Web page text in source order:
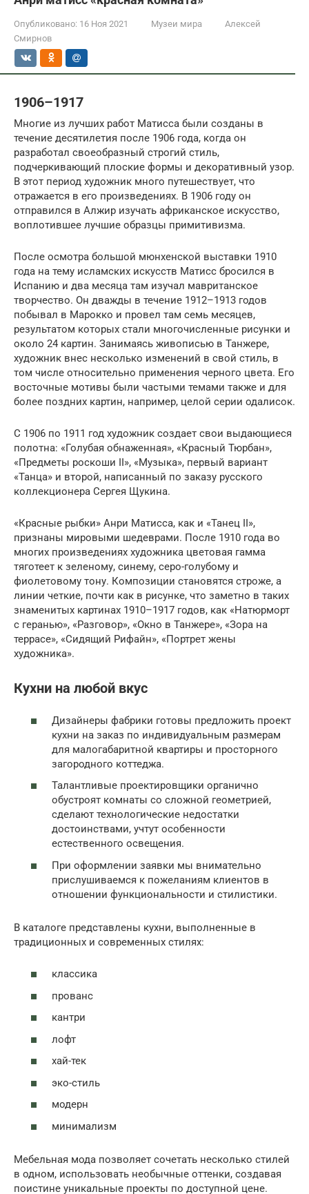
Опубликовано: 16 Ноя 2021 Музеи мира
Алексей
Смирнов
1906–1917
Многие из лучших работ Матисса были созданы в
течение десятилетия после 1906 года, когда он
разработал своеобразный строгий стиль,
подчеркивающий плоские формы и декоративный узор.
В этот период художник много путешествует, что
отражается в его произведениях. В 1906 году он
отправился в Алжир изучать африканское искусство,
воплотившее лучшие образцы примитивизма.
После осмотра большой мюнхенской выставки 1910
года на тему исламских искусств Матисс бросился в
Испанию и два месяца там изучал мавританское
творчество. Он дважды в течение 1912–1913 годов
побывал в Марокко и провел там семь месяцев,
результатом которых стали многочисленные рисунки и
около 24 картин. Занимаясь живописью в Танжере,
художник внес несколько изменений в свой стиль, в
том числе относительно применения черного цвета. Его
восточные мотивы были частыми темами также и для
более поздних картин, например, целой серии одалисок.
С 1906 по 1911 год художник создает свои выдающиеся
полотна: «Голубая обнаженная», «Красный Тюрбан»,
«Предметы роскоши II», «Музыка», первый вариант
«Танца» и второй, написанный по заказу русского
коллекционера Сергея Щукина.
«Красные рыбки» Анри Матисса, как и «Танец II»,
признаны мировыми шедеврами. После 1910 года во
многих произведениях художника цветовая гамма
тяготеет к зеленому, синему, серо-голубому и
фиолетовому тону. Композиции становятся строже, а
линии четкие, почти как в рисунке, что заметно в таких
знаменитых картинах 1910–1917 годов, как «Натюрморт
с геранью», «Разговор», «Окно в Танжере», «Зора на
террасе», «Сидящий Рифайн», «Портрет жены
художника».
Кухни на любой вкус
Дизайнеры фабрики готовы предложить проект
кухни на заказ по индивидуальным размерам
для малогабаритной квартиры и просторного
загородного коттеджа.
Талантливые проектировщики органично
обустроят комнаты со сложной геометрией,
сделают технологические недостатки
достоинствами, учтут особенности
естественного освещения.
При оформлении заявки мы внимательно
прислушиваемся к пожеланиям клиентов в
отношении функциональности и стилистики.
В каталоге представлены кухни, выполненные в
традиционных и современных стилях:
классика
прованс
кантри
лофт
хай-тек
эко-стиль
модерн
минимализм
Мебельная мода позволяет сочетать несколько стилей
в одном, использовать необычные оттенки, создавая
поистине уникальные проекты по доступной цене.